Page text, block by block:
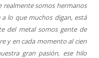
realmente somos hermanos
lo que muchos digan, está
del metal somos gente de
y en cada momento al cien
gran pasión, ese hilo